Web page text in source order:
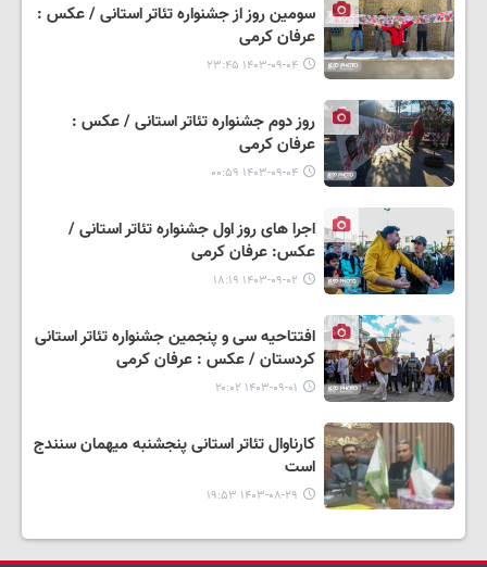
سومین روز از جشنواره تئاتر استانی / عکس :
عرفان کرمی
۱۴۰۳-۰۹-۰۴ ۲۳:۴۵
روز دوم جشنواره تئاتر استانی / عکس :
عرفان کرمی
۱۴۰۳-۰۹-۰۴ ۰۰:۵۹
اجرا های روز اول جشنواره تئاتر استانی /
عکس: عرفان کرمی
۱۴۰۳-۰۹-۰۲ ۱۸:۱۹
افتتاحیه سی و پنجمین جشنواره تئاتر استانی
کردستان / عکس : عرفان کرمی
۱۴۰۳-۰۹-۰۱ ۲۰:۰۲
کارناوال تئاتر استانی پنجشنبه میهمان سنندج
است
۱۴۰۳-۰۸-۲۹ ۱۹:۵۳